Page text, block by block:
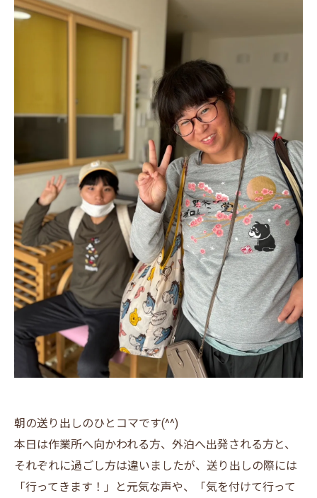
朝の送り出しのひとコマです(^^)
本日は作業所へ向かわれる方、外泊へ出発される方と、
それぞれに過ごし方は違いましたが、送り出しの際には
「行ってきます！」と元気な声や、「気を付けて行って